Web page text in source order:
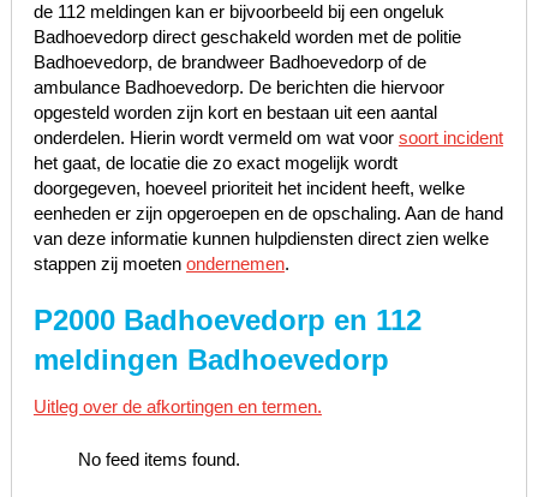
de 112 meldingen kan er bijvoorbeeld bij een ongeluk
Badhoevedorp direct geschakeld worden met de politie
Badhoevedorp, de brandweer Badhoevedorp of de
ambulance Badhoevedorp. De berichten die hiervoor
opgesteld worden zijn kort en bestaan uit een aantal
onderdelen. Hierin wordt vermeld om wat voor soort incident
het gaat, de locatie die zo exact mogelijk wordt
doorgegeven, hoeveel prioriteit het incident heeft, welke
eenheden er zijn opgeroepen en de opschaling. Aan de hand
van deze informatie kunnen hulpdiensten direct zien welke
stappen zij moeten ondernemen.
P2000 Badhoevedorp en 112
meldingen Badhoevedorp
Uitleg over de afkortingen en termen.
No feed items found.